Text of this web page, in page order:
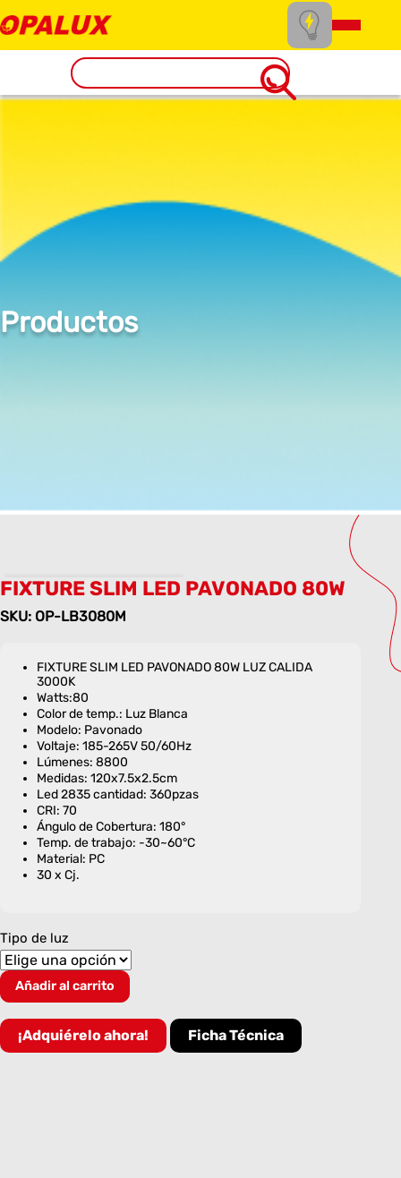
Productos
FIXTURE SLIM LED PAVONADO 80W
SKU: OP-LB3080M
FIXTURE SLIM LED PAVONADO 80W LUZ CALIDA
3000K
Watts:80
Color de temp.: Luz Blanca
Modelo: Pavonado
Voltaje: 185-265V 50/60Hz
Lúmenes: 8800
Medidas: 120x7.5x2.5cm
Led 2835 cantidad: 360pzas
CRI: 70
Ángulo de Cobertura: 180°
Temp. de trabajo: -30~60°C
Material: PC
30 x Cj.
Tipo de luz
FIXTURE
SLIM
PAVONADO
80W
cantidad
Añadir al carrito
¡Adquiérelo ahora! Ficha Técnica